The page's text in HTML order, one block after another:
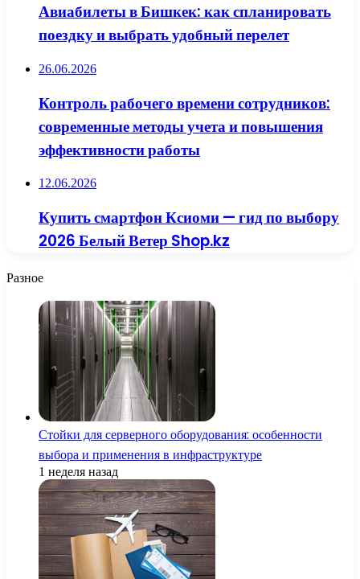
Авиабилеты в Бишкек: как спланировать
поездку и выбрать удобный перелет
26.06.2026
Контроль рабочего времени сотрудников:
современные методы учета и повышения
эффективности работы
12.06.2026
Купить смартфон Ксиоми — гид по выбору
2026 Белый Ветер Shop.kz
Разное
Стойки для серверного оборудования: особенности
выбора и применения в инфраструктуре
1 неделя назад